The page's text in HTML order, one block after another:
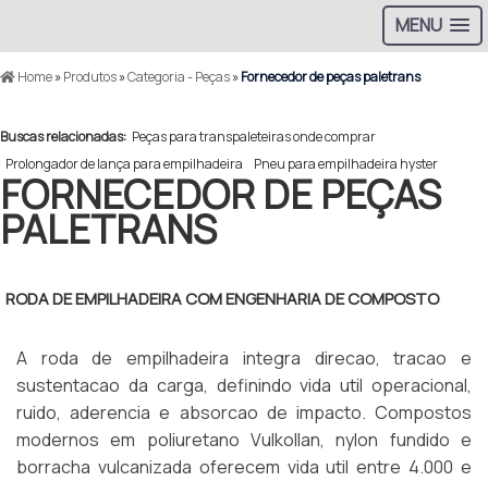
MENU
Home»Produtos»Categoria - Peças»Fornecedor de peças paletrans
Buscas relacionadas: Peças para transpaleteiras onde comprar
Prolongador de lança para empilhadeira
Pneu para empilhadeira hyster
FORNECEDOR DE PEÇAS
PALETRANS
RODA DE EMPILHADEIRA COM ENGENHARIA DE COMPOSTO
A roda de empilhadeira integra direcao, tracao e
sustentacao da carga, definindo vida util operacional,
ruido, aderencia e absorcao de impacto. Compostos
modernos em poliuretano Vulkollan, nylon fundido e
borracha vulcanizada oferecem vida util entre 4.000 e